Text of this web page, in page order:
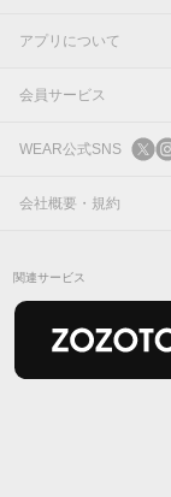
アプリについて
会員サービス
ログイン
新規会員登録
WEAR公式SNS
X
会社概要・規約
関連サービス